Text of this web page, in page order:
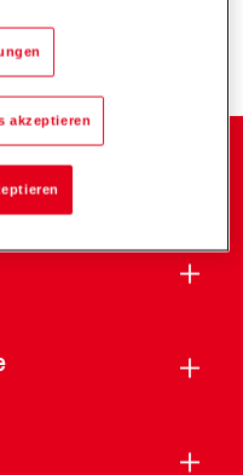
akzeptieren